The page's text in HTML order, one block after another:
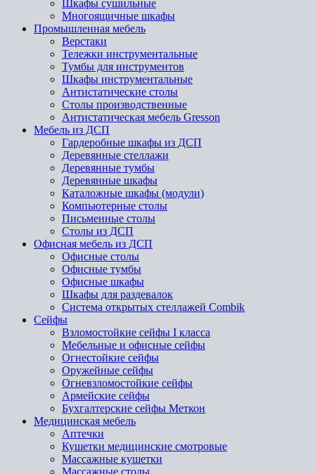
Шкафы сушильные
Многоящичные шкафы
Промышленная мебель
Верстаки
Тележки инструментальные
Тумбы для инструментов
Шкафы инструментальные
Антистатические столы
Столы производственные
Антистатическая мебель Gresson
Мебель из ДСП
Гардеробные шкафы из ДСП
Деревянные стеллажи
Деревянные тумбы
Деревянные шкафы
Каталожные шкафы (модули)
Компьютерные столы
Письменные столы
Столы из ДСП
Офисная мебель из ДСП
Офисные столы
Офисные тумбы
Офисные шкафы
Шкафы для раздевалок
Система открытых стеллажей Combik
Сейфы
Взломостойкие сейфы I класса
Мебельные и офисные сейфы
Огнестойкие сейфы
Оружейные сейфы
Огневзломостойкие сейфы
Армейские сейфы
Бухгалтерские сейфы Меткон
Медицинская мебель
Аптечки
Кушетки медицинские смотровые
Массажные кушетки
Массажные столы